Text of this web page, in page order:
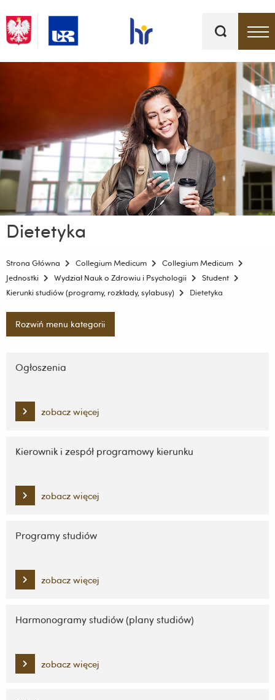
kluczowe
Dietetyka
Strona Główna Collegium Medicum
Collegium Medicum
Jednostki
Wydział Nauk o Zdrowiu i Psychologii
Student
Kierunki studiów (programy, rozkłady, sylabusy)
Dietetyka
Rozwiń menu kategorii
nawigację
treści
Ogłoszenia
zobacz więcej
Kierownik i zespół programowy kierunku
zobacz więcej
Programy studiów
zobacz więcej
Harmonogramy studiów (plany studiów)
zobacz więcej